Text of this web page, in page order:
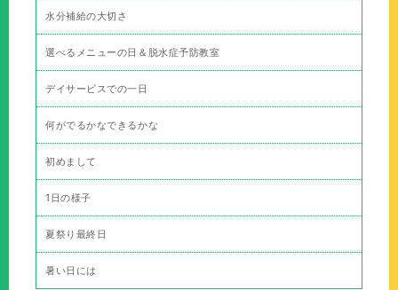
水分補給の大切さ
選べるメニューの日＆脱水症予防教室
デイサービスでの一日
何がでるかなできるかな
初めまして
1日の様子
夏祭り最終日
暑い日には